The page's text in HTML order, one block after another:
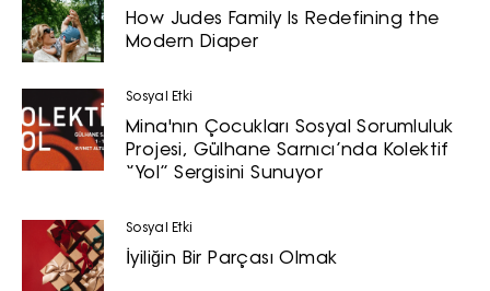
How Judes Family Is Redefining the
Modern Diaper
Sosyal Etki
Mina'nın Çocukları Sosyal Sorumluluk
Projesi, Gülhane Sarnıcı’nda Kolektif
‘’Yol’’ Sergisini Sunuyor
Sosyal Etki
İyiliğin Bir Parçası Olmak